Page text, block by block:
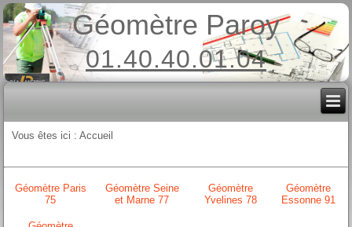
Géomètre Paroy
01.40.40.01.04
Vous êtes ici :Accueil
Géomètre Paris
75
Géomètre Seine
et Marne 77
Géomètre
Yvelines 78
Géomètre
Essonne 91